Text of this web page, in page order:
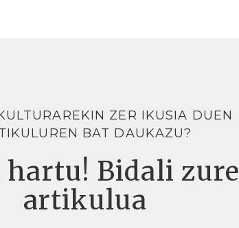
ZER IKUSIA DUEN
BAT DAUKAZU?
hartu! Bidali zure
artikulua